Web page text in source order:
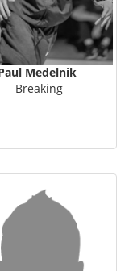
Medelnik
Breaking